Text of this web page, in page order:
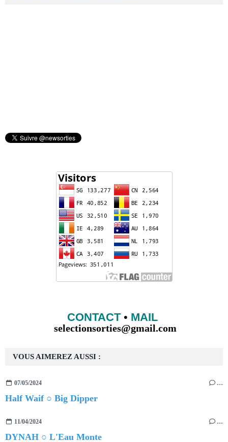
VOUS AIMEREZ AUSSI :
07/05/2024 …
Half Waif ○ Big Dipper
11/04/2024 …
DYNAH ○ L'Eau Monte
CONTACT• MAIL
selectionsorties@gmail.com